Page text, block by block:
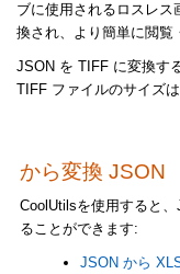
ブに使用されるロスレ
換され、より簡単に閲覧
JSON を TIFF に変換す
TIFF ファイルのサイズ
から変換 JSON
CoolUtilsを使用すると
ることができます:
JSON から